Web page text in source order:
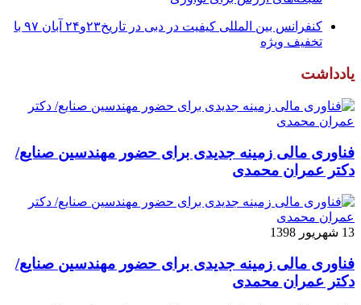
کنفرانس بین المللی کیفیت در دبی در تاریخ۲۳و۲۴ آبان ۹۷ با
تخفیف ویژه
یادداشت
فناوری مالی زمینه جدیدی برای حضور مهندسین صنایع/
دکتر عمران محمدی
13 شهریور 1398
فناوری مالی زمینه جدیدی برای حضور مهندسین صنایع/
دکتر عمران محمدی